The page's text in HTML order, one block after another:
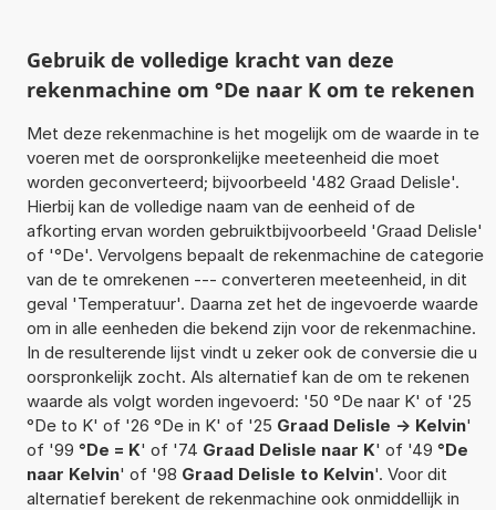
Gebruik de volledige kracht van deze
rekenmachine om °De naar K om te rekenen
Met deze rekenmachine is het mogelijk om de waarde in te
voeren met de oorspronkelijke meeteenheid die moet
worden geconverteerd; bijvoorbeeld '482 Graad Delisle'.
Hierbij kan de volledige naam van de eenheid of de
afkorting ervan worden gebruiktbijvoorbeeld 'Graad Delisle'
of '°De'. Vervolgens bepaalt de rekenmachine de categorie
van de te omrekenen --- converteren meeteenheid, in dit
geval 'Temperatuur'. Daarna zet het de ingevoerde waarde
om in alle eenheden die bekend zijn voor de rekenmachine.
In de resulterende lijst vindt u zeker ook de conversie die u
oorspronkelijk zocht. Als alternatief kan de om te rekenen
waarde als volgt worden ingevoerd: '50 °De naar K' of '25
°De to K' of '26 °De in K' of '25 Graad Delisle -> Kelvin'
of '99 °De = K' of '74 Graad Delisle naar K' of '49 °De
naar Kelvin' of '98 Graad Delisle to Kelvin'. Voor dit
alternatief berekent de rekenmachine ook onmiddellijk in